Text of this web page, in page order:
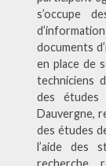
s’occupe
documents
en place de
techniciens
des
Dauvergne,
des études
l’aide des
recherche